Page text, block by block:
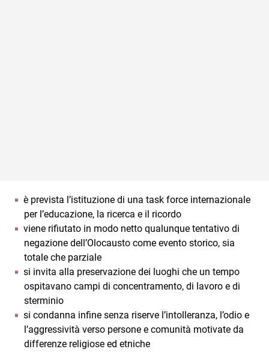
è prevista l’istituzione di una task force internazionale
per l’educazione, la ricerca e il ricordo
viene rifiutato in modo netto qualunque tentativo di
negazione dell’Olocausto come evento storico, sia
totale che parziale
si invita alla preservazione dei luoghi che un tempo
ospitavano campi di concentramento, di lavoro e di
sterminio
si condanna infine senza riserve l’intolleranza, l’odio e
l’aggressività verso persone e comunità motivate da
differenze religiose ed etniche